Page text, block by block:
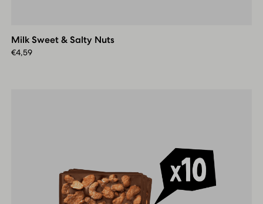
Salty
Nuts
Milk Sweet & Salty Nuts
€4,59